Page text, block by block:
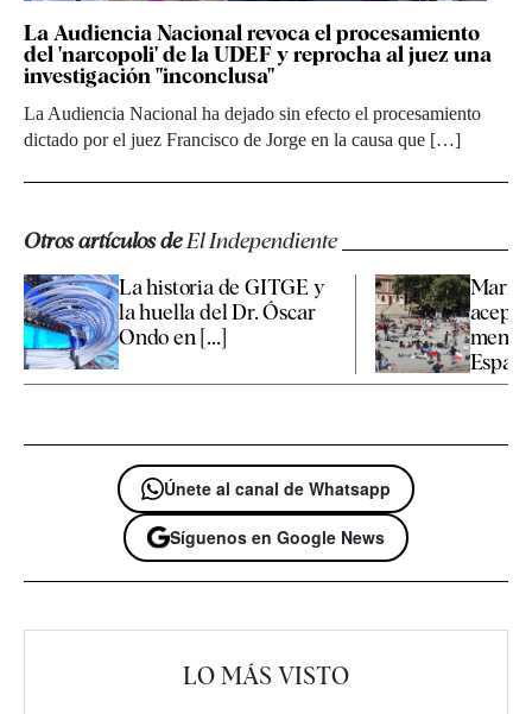
La Audiencia Nacional revoca el procesamiento
del 'narcopoli' de la UDEF y reprocha al juez una
investigación "inconclusa"
La Audiencia Nacional ha dejado sin efecto el procesamiento
dictado por el juez Francisco de Jorge en la causa que […]
Otros artículos deEl Independiente
La historia de GITGE y
la huella del Dr. Óscar
Ondo en [...]
Únete al canal de Whatsapp
Síguenos en Google News
LO MÁS VISTO